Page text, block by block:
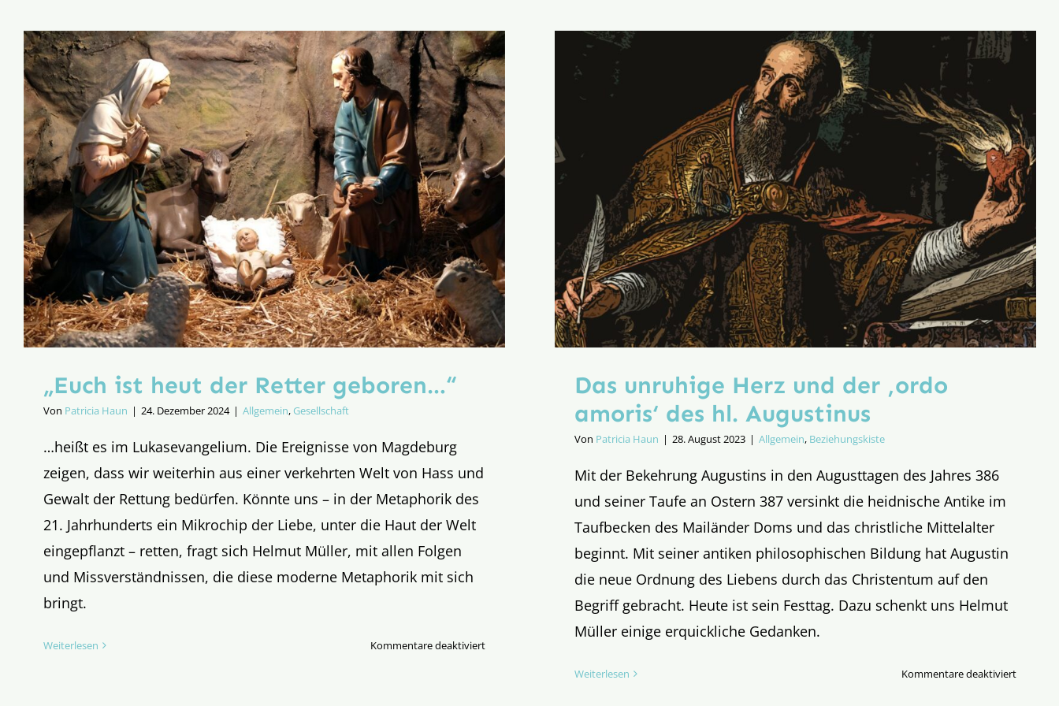
„Euch ist heut der Retter geboren…“
Von Patricia Haun | 24. Dezember 2024 | Allgemein,Gesellschaft
…heißt es im Lukasevangelium. Die Ereignisse von Magdeburg
zeigen, dass wir weiterhin aus einer verkehrten Welt von Hass und
Gewalt der Rettung bedürfen. Könnte uns – in der Metaphorik des
21. Jahrhunderts ein Mikrochip der Liebe, unter die Haut der Welt
eingepflanzt – retten, fragt sich Helmut Müller, mit allen Folgen
und Missverständnissen, die diese moderne Metaphorik mit sich
bringt.
Weiterlesen Kommentare deaktiviertfür
Das unruhige Herz und der ‚ordo
amoris‘ des hl. Augustinus
Von Patricia Haun | 28. August 2023 | Allgemein, Beziehungskiste
Mit der Bekehrung Augustins in den Augusttagen des Jahres 386
und seiner Taufe an Ostern 387 versinkt die heidnische Antike im
Taufbecken des Mailänder Doms und das christliche Mittelalter
beginnt. Mit seiner antiken philosophischen Bildung hat Augustin
die neue Ordnung des Liebens durch das Christentum auf den
Begriff gebracht. Heute ist sein Festtag. Dazu schenkt uns Helmut
Müller einige erquickliche Gedanken.
Weiterlesen Kommentare deaktiviertfür